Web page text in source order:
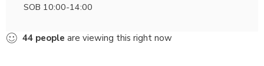
SOB 10:00-14:00
44 people are viewing this right now